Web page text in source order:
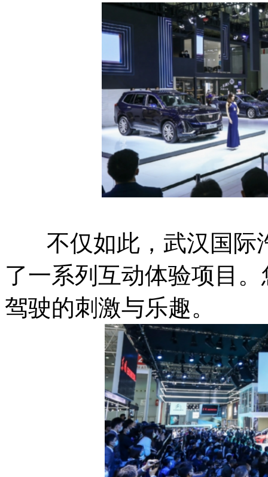
不仅如此，武汉国际
了一系列互动体验项目
驾驶的刺激与乐趣。